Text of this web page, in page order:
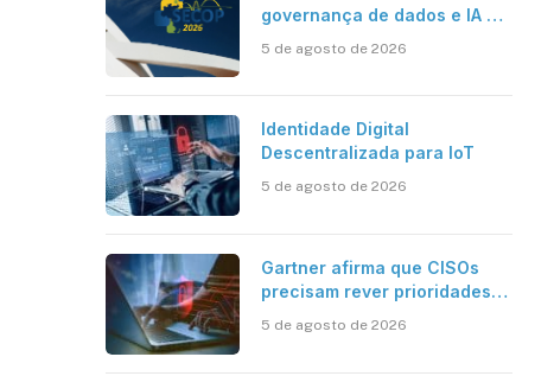
governança de dados e IA no
5 de agosto de 2026
Identidade Digital
Descentralizada para IoT
5 de agosto de 2026
Gartner afirma que CISOs
precisam rever prioridades
para enfrentar os desafios
5 de agosto de 2026